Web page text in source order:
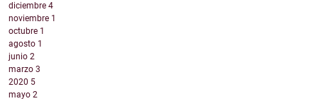
diciembre 4
noviembre 1
octubre 1
agosto 1
junio 2
marzo 3
2020 5
mayo 2